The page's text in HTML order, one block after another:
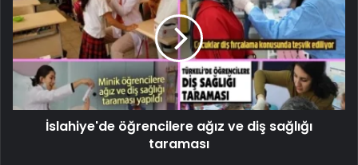
İslahiye'de öğrencilere ağız ve diş sağlığı
taraması